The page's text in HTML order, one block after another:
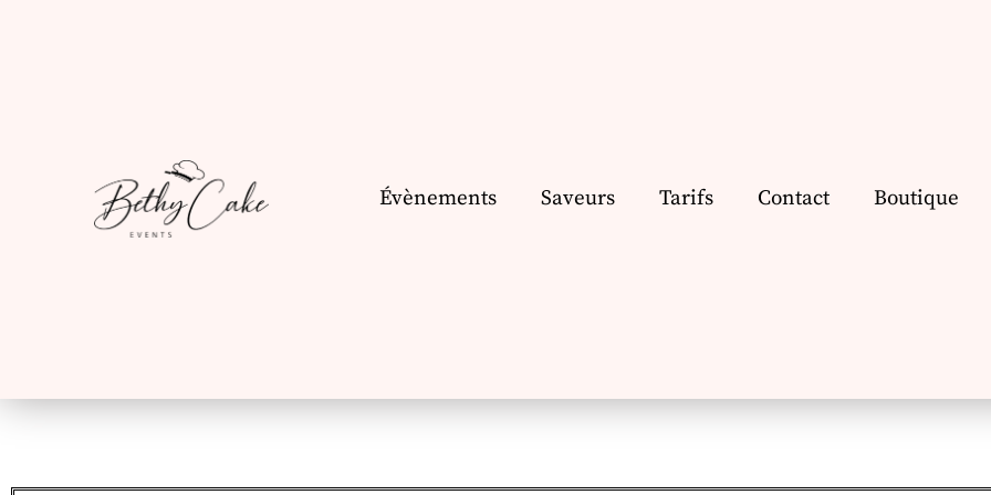
Évènements Saveurs Tarifs Contact Boutique